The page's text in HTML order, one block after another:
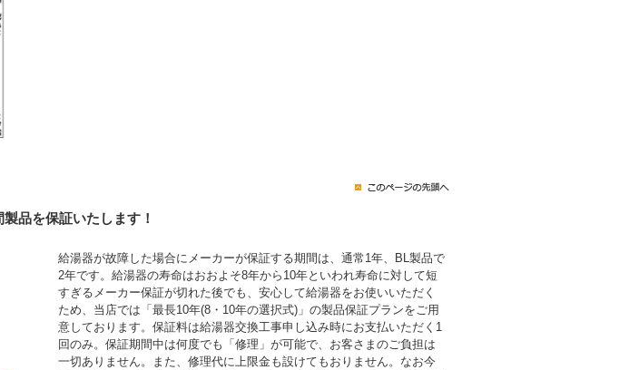
品を保証いたします！
給湯器が故障した場合にメーカーが保証する期間は、通常1年、BL製品で
2年です。給湯器の寿命はおおよそ8年から10年といわれ寿命に対して短
すぎるメーカー保証が切れた後でも、安心して給湯器をお使いいただく
ため、当店では「最長10年(8・10年の選択式)」の製品保証プランをご用
意しております。保証料は給湯器交換工事申し込み時にお支払いただく1
回のみ。保証期間中は何度でも「修理」が可能で、お客さまのご負担は
一切ありません。また、修理代に上限金も設けてもおりません。なお今